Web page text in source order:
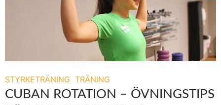
STYRKETRÄNING TRÄNING
CUBAN ROTATION – ÖVNINGSTIPS